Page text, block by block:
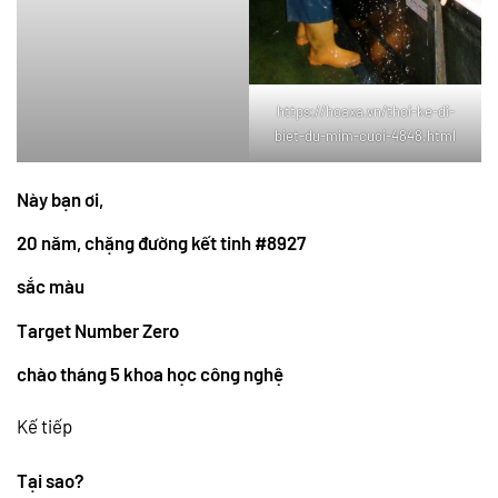
https://hoaxa.vn/thoi-ke-di-
biet-du-mim-cuoi-4848.html
Này bạn ơi,
20 năm, chặng đường kết tinh #8927
sắc màu
Target Number Zero
chào tháng 5 khoa học công nghệ
Kế tiếp
Tại sao?